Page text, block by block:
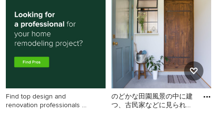
grauem Boden in Paris
Find top design and
renovation professionals on
のどかな田園風景の中に建
つ、古民家などに見られる